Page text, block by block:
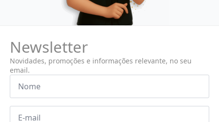
Newsletter
Novidades, promoções e informações relevante, no seu
email.
Nome
Email